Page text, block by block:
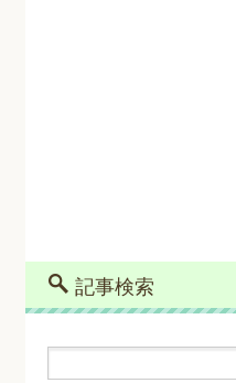
記事検索